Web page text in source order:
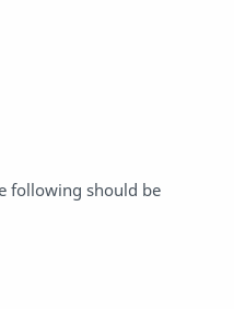
following should be